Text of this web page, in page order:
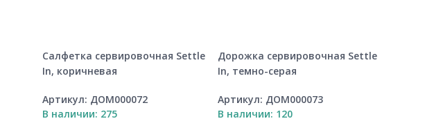
Салфетка сервировочная Settle
In, коричневая
Артикул: ДОМ000072
В наличии: 275
Дорожка сервировочная Settle
In, темно-серая
Артикул: ДОМ000073
В наличии: 120